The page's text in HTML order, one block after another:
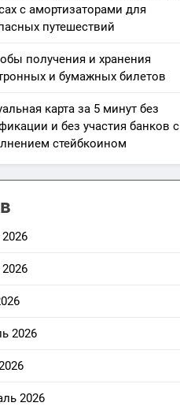
с амортизаторами для
путешествий
получения и хранения
и бумажных билетов
карта за 5 минут без
и без участия банков с
стейбкоином
2026
2026